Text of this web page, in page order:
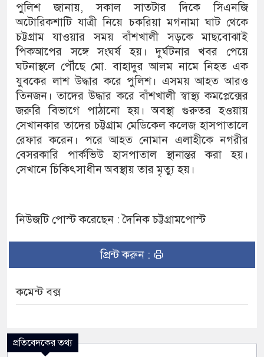
পুলিশ জানায়, সকাল সাতটার দিকে সিএনজি
অটোরিকশাটি যাত্রী নিয়ে চকরিয়া মগনামা ঘাট থেকে
চট্টগ্রাম যাওয়ার সময় বাঁশখালী সড়কে মাছবোঝাই
পিকআপের সঙ্গে সংঘর্ষ হয়। দুর্ঘটনার খবর পেয়ে
ঘটনাস্থলে পৌঁছে মো. বাহাদুর আলম নামে নিহত এক
যুবকের লাশ উদ্ধার করে পুলিশ। এসময় আহত আরও
তিনজন। তাদের উদ্ধার করে বাঁশখালী স্বাস্থ্য কমপ্লেক্সের
জরুরি বিভাগে পাঠানো হয়। অবস্থা গুরুতর হওয়ায়
সেখানকার তাদের চট্টগ্রাম মেডিকেল কলেজ হাসপাতালে
রেফার করেন। পরে আহত নোমান এলাহীকে নগরীর
বেসরকারি পার্কভিউ হাসপাতাল স্থানান্তর করা হয়।
সেখানে চিকিৎসাধীন অবস্থায় তার মৃত্যু হয়।
নিউজটি পোস্ট করেছেন : দৈনিক চট্টগ্রামপোস্ট
প্রিন্ট করুন :
কমেন্ট বক্স
প্রতিবেদকের তথ্য